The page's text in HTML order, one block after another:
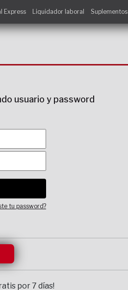
Express Liquidador laboral Suplementos
usuario y password
tu password?
por 7 días!